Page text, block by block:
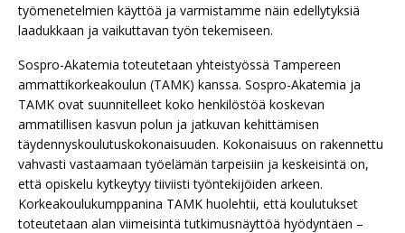
työmenetelmien käyttöä ja varmistamme näin edellytyksiä
laadukkaan ja vaikuttavan työn tekemiseen.
Sospro-Akatemia toteutetaan yhteistyössä Tampereen
ammattikorkeakoulun (TAMK) kanssa. Sospro-Akatemia ja
TAMK ovat suunnitelleet koko henkilöstöä koskevan
ammatillisen kasvun polun ja jatkuvan kehittämisen
täydennyskoulutuskokonaisuuden. Kokonaisuus on rakennettu
vahvasti vastaamaan työelämän tarpeisiin ja keskeisintä on,
että opiskelu kytkeytyy tiiviisti työntekijöiden arkeen.
Korkeakoulukumppanina TAMK huolehtii, että koulutukset
toteutetaan alan viimeisintä tutkimusnäyttöä hyödyntäen –